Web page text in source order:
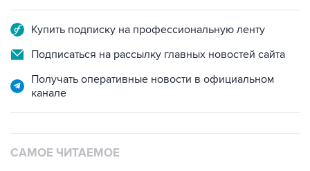
Купить подписку на профессиональную ленту
Подписаться на рассылку главных новостей сайта
Получать оперативные новости в официальном
канале
САМОЕ ЧИТАЕМОЕ